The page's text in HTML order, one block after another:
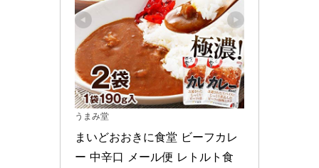
うまみ堂
まいどおおきに食堂 ビーフカレ
ー 中辛口 メール便 レトルト食